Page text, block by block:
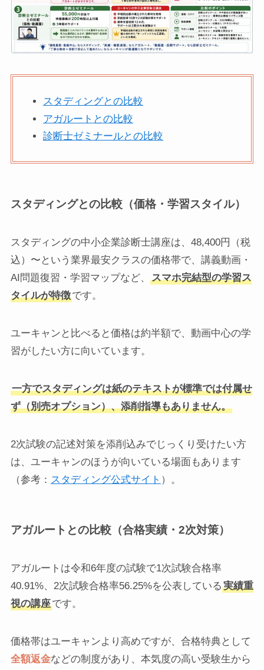
スタディングとの比較
アガルートとの比較
診断士ゼミナールとの比較
スタディングとの比較（価格・学習スタイル）
スタディングの中小企業診断士講座は、48,400円（税
込）〜という業界最安クラスの価格帯で、講義動画・
AI問題復習・学習マップなど、
スマホ完結型の学習ス
タイルが特徴です。
ユーキャンと比べると価格は約半額で、動画中心の学
習がしたい方に向いています。
一方でスタディングは紙のテキストが標準では付属せ
ず（別売オプション）、添削指導もありません。
2次試験の記述対策を添削込みでじっくり受けたい方
は、ユーキャンのほうが向いている場面もあります
（参考： スタディング公式サイト ）。
アガルートとの比較（合格実績・2次対策）
アガルートは令和6年度の試験で1次試験合格率
40.91%、2次試験合格率56.25%を公表している 実績重
視の講座です。
価格帯はユーキャンより高めですが、合格特典として
全額返金などの制度があり、本気度の高い受験生から